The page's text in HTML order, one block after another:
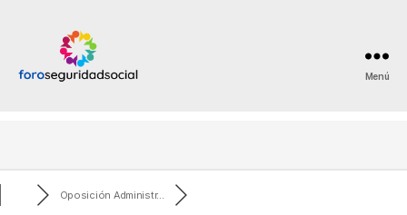
Menú
Oposición Administr...